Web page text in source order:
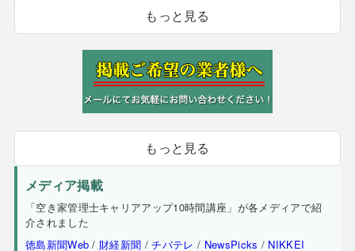
もっと見る
もっと見る
メディア掲載
「空き家管理士キャリアアップ10時間講座」が各メディアで紹
介されました
徳島新聞Web / 財経新聞 /チバテレ / NewsPicks / NIKKEI